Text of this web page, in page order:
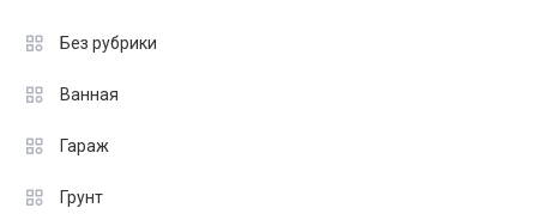
Без рубрики
Ванная
Гараж
Грунт